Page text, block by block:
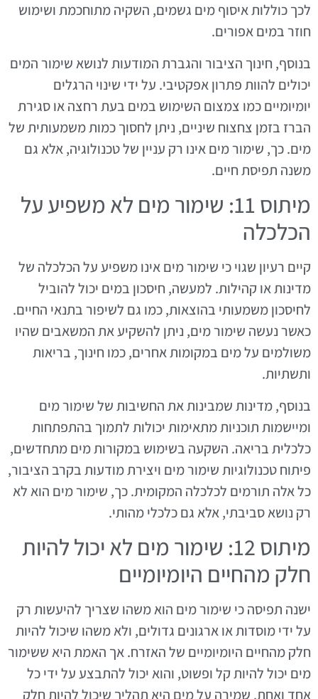
לכך כוללות איסוף מים גשמים, השקיה מתוחכמת ושימוש
חוזר במים אפורים.
בנוסף, חינוך הציבור והגברת המודעות לנושא שימור המים
יכולים להוות פתרון אפקטיבי. על ידי שינוי הרגלים
יומיומיים כמו צמצום השימוש במים בעת רחצה או סגירת
הברז בזמן צחצוח שיניים, ניתן לחסוך כמות משמעותית של
מים. כך, שימור מים אינו רק עניין של טכנולוגיה, אלא גם
משנה תפיסת חיים.
מיתוס 11: שימור מים לא משפיע על
הכלכלה
קיים רעיון שגוי כי שימור מים אינו משפיע על הכלכלה של
מדינות או קהילות. למעשה, חיסכון במים יכול להוביל
לחיסכון משמעותי בהוצאות, כמו גם לשיפור בתנאי החיים.
כאשר נעשה שימור מים, ניתן להשקיע את המשאבים שהיו
משולמים על מים במקומות אחרים, כמו חינוך, בריאות
ותשתיות.
בנוסף, מדינות שמבינות את החשיבות של שימור מים
ומיישמות תוכניות מתאימות יכולות לתמוך בהתפתחות
כלכלית בריאה. השקעה בשימוש במקורות מים מתחדשים,
פיתוח טכנולוגיות שימור מים ויצירת מודעות בקרב הציבור,
כל אלה תורמים לכלכלה המקומית. כך, שימור מים הוא לא
רק נושא סביבתי, אלא גם כלכלי מהותי.
מיתוס 12: שימור מים לא יכול להיות
חלק מהחיים היומיומיים
ישנה תפיסה כי שימור מים הוא משהו שצריך להיעשות רק
על ידי מוסדות או ארגונים גדולים, ולא משהו שיכול להיות
חלק מהחיים היומיומיים של האזרח. אך האמת היא ששימור
מים יכול להיות קל ופשוט, והוא יכול להתבצע על ידי כל
אחד ואחת. שמירה על מים היא תהליך שיכול להיות חלק